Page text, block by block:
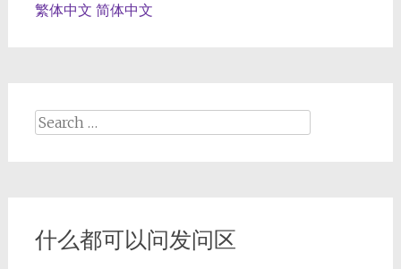
繁体中文 简体中文
Search
什么都可以问发问区